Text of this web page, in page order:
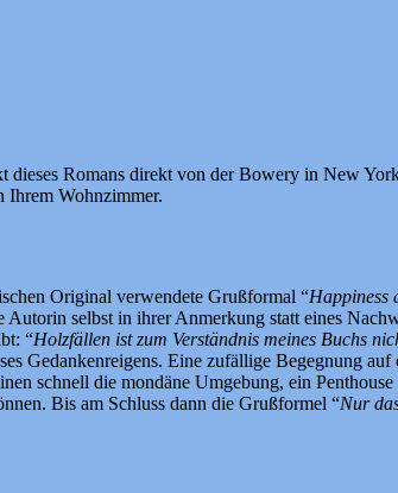
dieses Romans direkt von der Bowery in New
Ihrem Wohnzimmer.
Original verwendete Grußformal “Happiness
selbst in ihrer Anmerkung statt eines
“Holzfällen ist zum Verständnis meines Buchs
Gedankenreigens. Eine zufällige Begegnung
schnell die mondäne Umgebung, ein
Bis am Schluss dann die Grußformel “Nur